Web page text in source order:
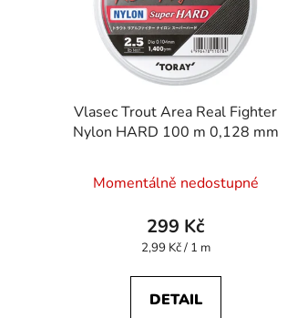
Vlasec Trout Area Real Fighter
Nylon HARD 100 m 0,128 mm
Momentálně nedostupné
299 Kč
Měrná
2,99 Kč / 1 m
DETAIL